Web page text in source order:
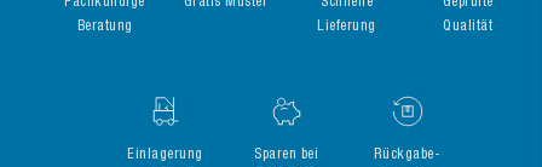
Beratung
Lieferung
Qualität
Einlagerung
Sparen bei
Rückgabe-